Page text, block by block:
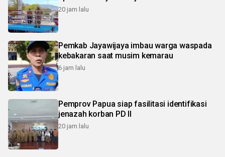
20 jam lalu
Pemkab Jayawijaya imbau warga waspada
kebakaran saat musim kemarau
6 jam lalu
Pemprov Papua siap fasilitasi identifikasi
jenazah korban PD II
20 jam lalu